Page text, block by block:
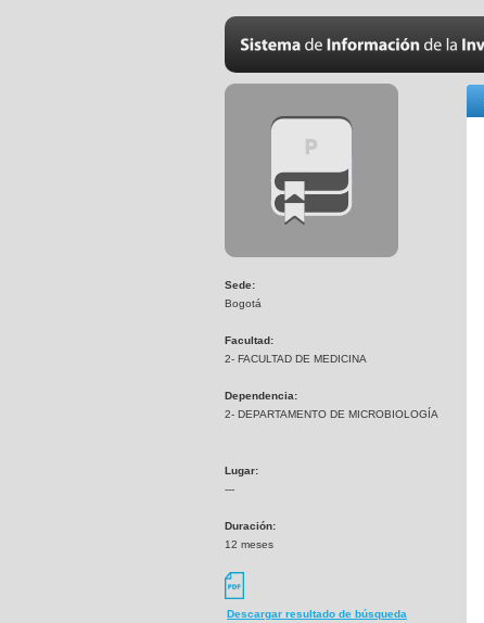
Sede:
Bogotá
Facultad:
2- FACULTAD DE MEDICINA
Dependencia:
2- DEPARTAMENTO DE MICROBIOLOGÍA
Lugar:
---
Duración:
12 meses
Descargar resultado de búsqueda